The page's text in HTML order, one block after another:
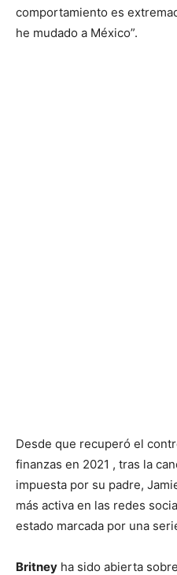
comportamiento es
he mudado a México”.
Desde que recuperó el
finanzas en 2021 , tras la
impuesta por su padre,
más activa en las redes
estado marcada por una
Britney ha sido abierta